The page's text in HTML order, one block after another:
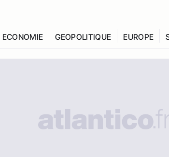
ECONOMIE GEOPOLITIQUE EUROPE